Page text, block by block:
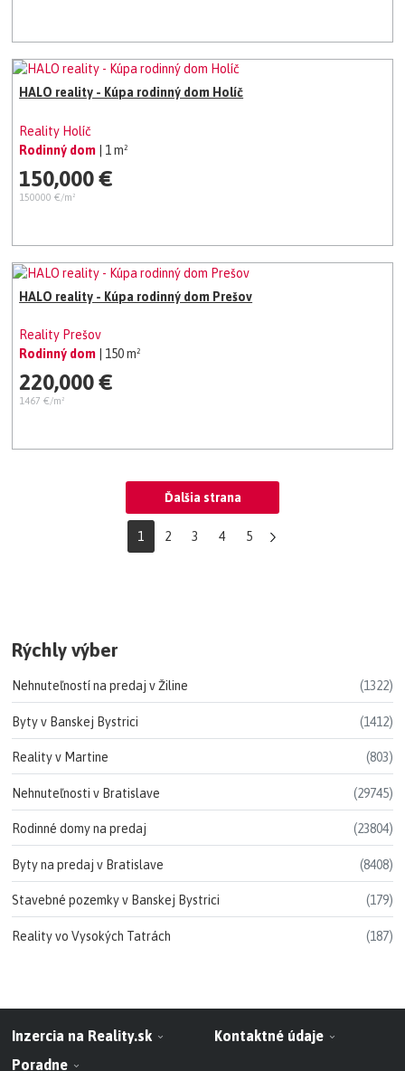
HALO reality - Kúpa rodinný dom Holíč
Reality Holíč
Rodinný dom
| 1 m²
150,000 €
150000 €/m²
HALO reality - Kúpa rodinný dom Prešov
Reality Prešov
Rodinný dom
| 150 m²
220,000 €
1467 €/m²
Ďalšia strana
1 2 3 4 5
Rýchly výber
Nehnuteľností na predaj v Žiline (1322)
Byty v Banskej Bystrici (1412)
Reality v Martine (803)
Nehnuteľnosti v Bratislave (29745)
Rodinné domy na predaj (23804)
Byty na predaj v Bratislave (8408)
Stavebné pozemky v Banskej Bystrici (179)
Reality vo Vysokých Tatrách (187)
Inzercia na Reality.sk
Kontaktné údaje
Poradne